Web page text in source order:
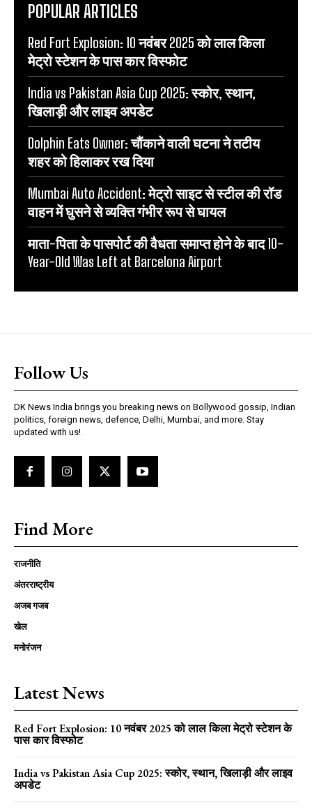
POPULAR ARTICLES
Red Fort Explosion: 10 नवंबर 2025 को लाल किला
मेट्रो स्टेशन के पास कार विस्फोट
India vs Pakistan Asia Cup 2025: स्कोर, स्थान,
खिलाड़ी और लाइव अपडेट
Dolphin Eats Owner: चौंकाने वाली घटना ने तटीय
शहर को हिलाकर रख दिया
Mumbai Auto Accident: मेट्रो साइट से स्टील की रॉड
वाहन में घुसने से व्यक्ति गंभीर रूप से घायल
माता-पिता के पासपोर्ट की वैधता समाप्त होने के बाद 10-
Year-Old Was Left at Barcelona Airport
Follow Us
DK News India brings you breaking news on Bollywood gossip, Indian
politics, foreign news, defence, Delhi, Mumbai, and more. Stay
updated with us!
Find More
राजनीति
अंतरराष्ट्रीय
अजब गजब
खेल
मनोरंजन
Latest News
Red Fort Explosion: 10 नवंबर 2025 को लाल किला मेट्रो स्टेशन के
पास कार विस्फोट
India vs Pakistan Asia Cup 2025: स्कोर, स्थान, खिलाड़ी और लाइव
अपडेट